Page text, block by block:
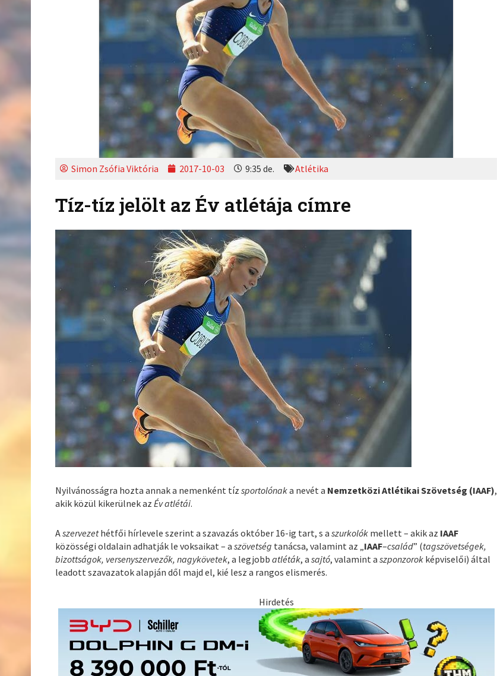
Simon Zsófia Viktória 2017-10-03 9:35 de. Atlétika
Tíz-tíz jelölt az Év atlétája címre
Nyilvánosságra hozta annak a nemenként tízsportolónaka nevét a Nemzetközi Atlétikai Szövetség (IAAF),
akik közül kikerülnek az Év atlétái.
Aszervezethétfői hírlevele szerint a szavazás október 16-ig tart, s aszurkolók mellett – akik az IAAF
közösségi oldalain adhatják le voksaikat – aszövetség tanácsa, valamint az „ IAAF–család” (tagszövetségek,
bizottságok, versenyszervezők, nagykövetek, a legjobbatléták, asajtó, valamint aszponzorok képviselői) által
leadott szavazatok alapján dől majd el, kié lesz a rangos elismerés.
Hirdetés